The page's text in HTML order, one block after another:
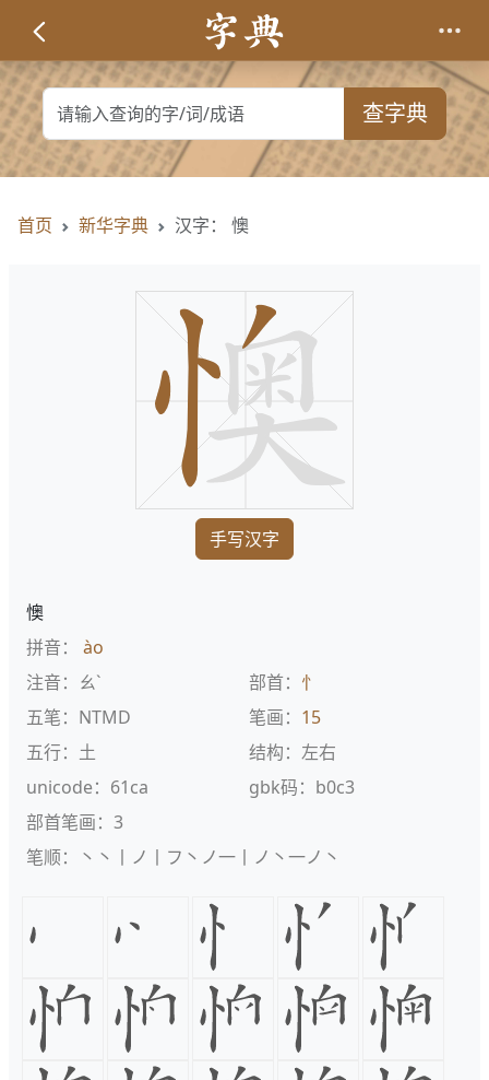
查字典
首页 新华字典 汉字： 懊
手写汉字
懊
拼音： ào
注音：ㄠˋ
部首： 忄
五笔：NTMD
笔画： 15
五行：土
结构：左右
unicode：61ca
gbk码：b0c3
部首笔画：3
笔顺：丶丶丨ノ丨フ丶ノ一丨ノ丶一ノ丶